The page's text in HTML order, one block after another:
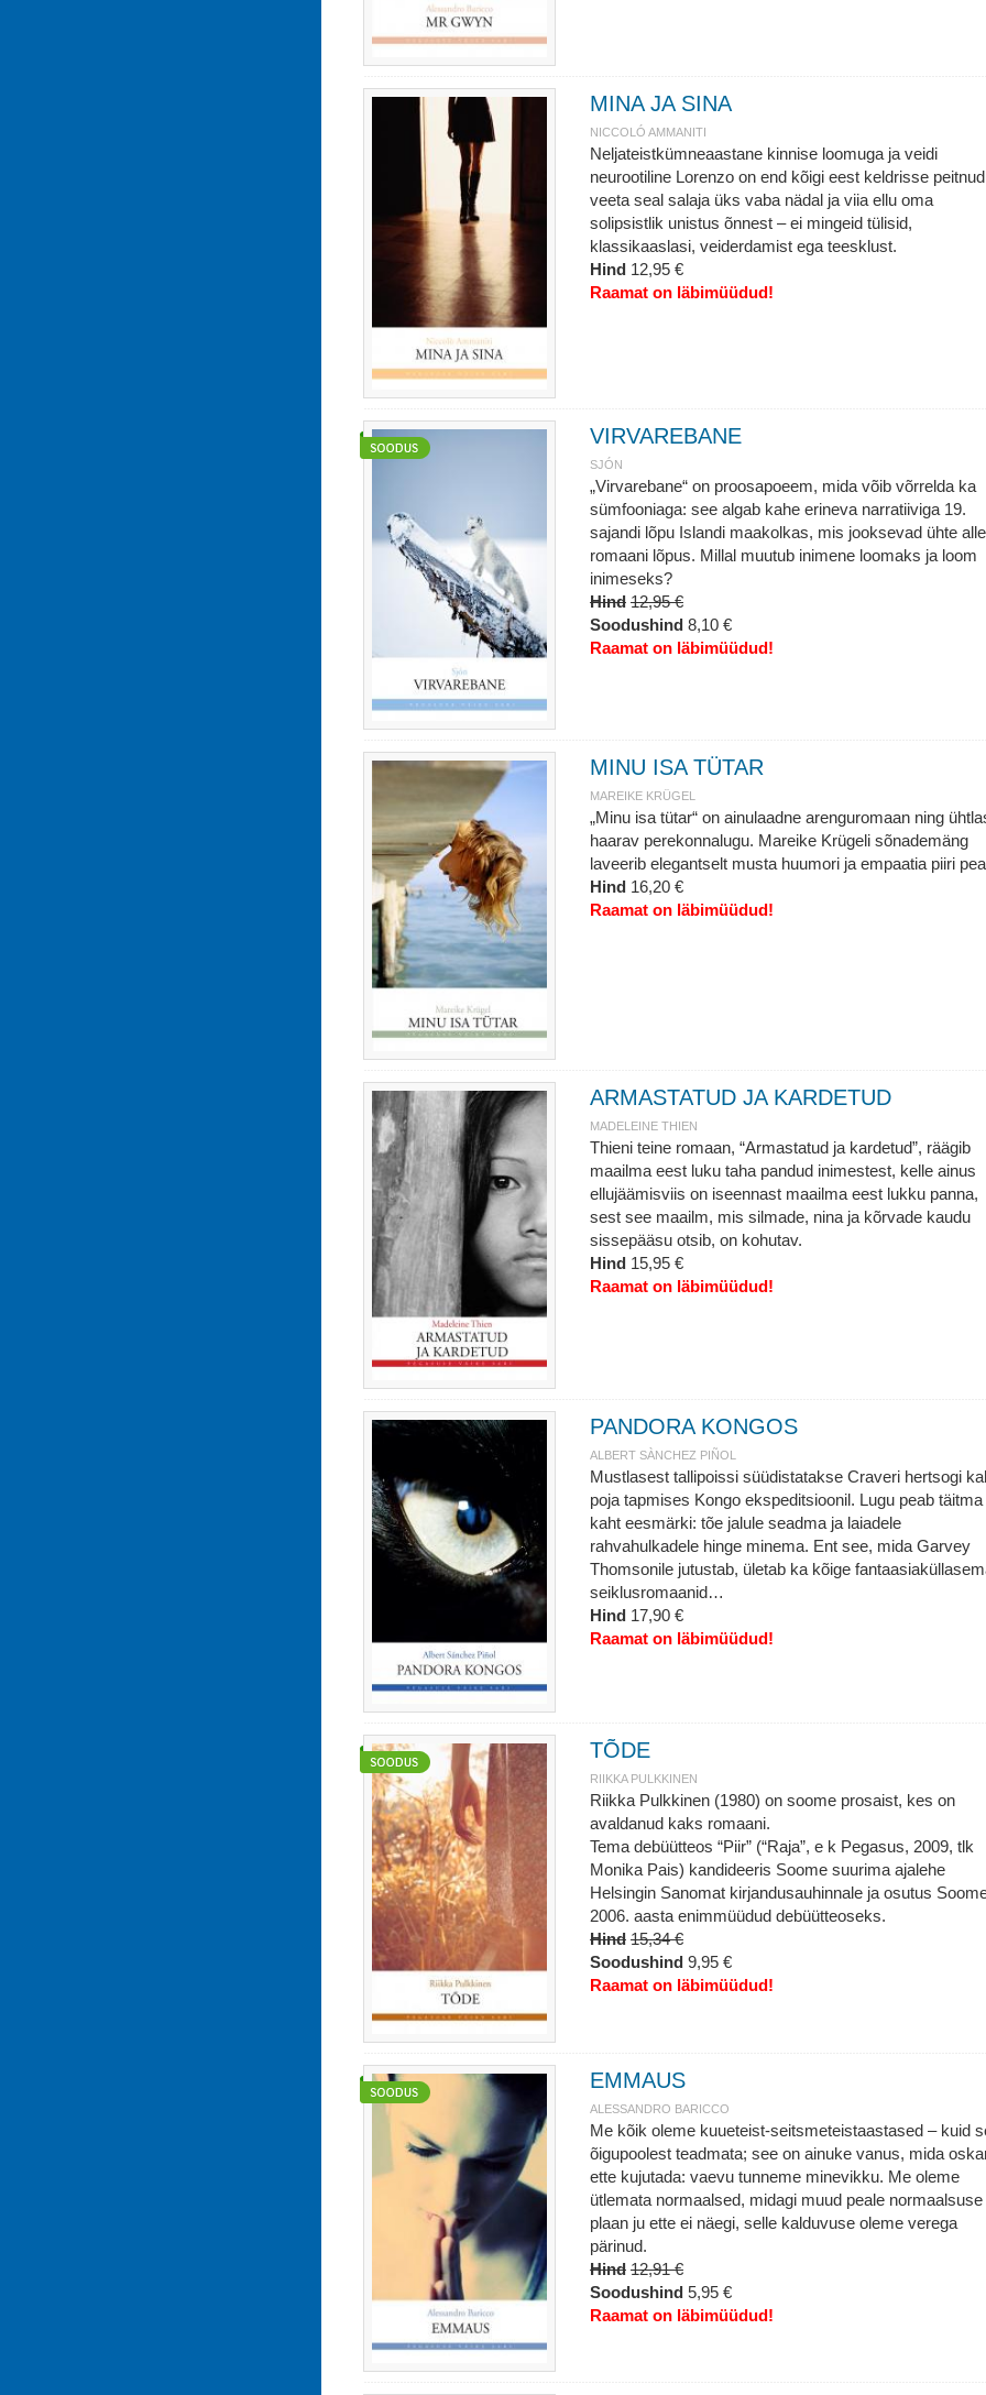
MINA JA SINA
NICCOLÓ AMMANITI
Neljateistkümneaastane kinnise loomuga ja veidi
neurootiline Lorenzo on end kõigi eest keldrisse
veeta seal salaja üks vaba nädal ja viia ellu oma
solipsistlik unistus õnnest – ei mingeid tülisid,
klassikaaslasi, veiderdamist ega teesklust.
Hind 12,95 €
Raamat on läbimüüdud!
VIRVAREBANE
SJÓN
„Virvarebane“ on proosapoeem, mida võib võrrelda ka
sümfooniaga: see algab kahe erineva narratiiviga 19.
sajandi lõpu Islandi maakolkas, mis jooksevad ühte
romaani lõpus. Millal muutub inimene loomaks ja loom
inimeseks?
Hind 12,95 €
Soodushind 8,10 €
Raamat on läbimüüdud!
MINU ISA TÜTAR
MAREIKE KRÜGEL
„Minu isa tütar“ on ainulaadne arenguromaan ning
haarav perekonnalugu. Mareike Krügeli sõnademäng
laveerib elegantselt musta huumori ja empaatia piiri
Hind 16,20 €
Raamat on läbimüüdud!
ARMASTATUD JA KARDETUD
MADELEINE THIEN
Thieni teine romaan, “Armastatud ja kardetud”, räägib
maailma eest luku taha pandud inimestest, kelle ainus
ellujäämisviis on iseennast maailma eest lukku panna,
sest see maailm, mis silmade, nina ja kõrvade kaudu
sissepääsu otsib, on kohutav.
Hind 15,95 €
Raamat on läbimüüdud!
PANDORA KONGOS
ALBERT SÀNCHEZ PIÑOL
Mustlasest tallipoissi süüdistatakse Craveri hertsogi
poja tapmises Kongo ekspeditsioonil. Lugu peab täitma
kaht eesmärki: tõe jalule seadma ja laiadele
rahvahulkadele hinge minema. Ent see, mida Garvey
Thomsonile jutustab, ületab ka kõige
seiklusromaanid…
Hind 17,90 €
Raamat on läbimüüdud!
TÕDE
RIIKKA PULKKINEN
Riikka Pulkkinen (1980) on soome prosaist, kes on
avaldanud kaks romaani.
Tema debüütteos “Piir” (“Raja”, e k Pegasus, 2009, tlk
Monika Pais) kandideeris Soome suurima ajalehe
Helsingin Sanomat kirjandusauhinnale ja osutus
2006. aasta enimmüüdud debüütteoseks.
Hind 15,34 €
Soodushind 9,95 €
Raamat on läbimüüdud!
EMMAUS
ALESSANDRO BARICCO
Me kõik oleme kuueteist-seitsmeteistaastased – kuid
õigupoolest teadmata; see on ainuke vanus, mida
ette kujutada: vaevu tunneme minevikku. Me oleme
ütlemata normaalsed, midagi muud peale normaalsuse
plaan ju ette ei näegi, selle kalduvuse oleme verega
pärinud.
Hind 12,91 €
Soodushind 5,95 €
Raamat on läbimüüdud!